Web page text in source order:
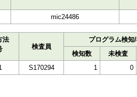
mic24486
法
検査員
プログラム検知
検知数
未検査
S170294 1 0